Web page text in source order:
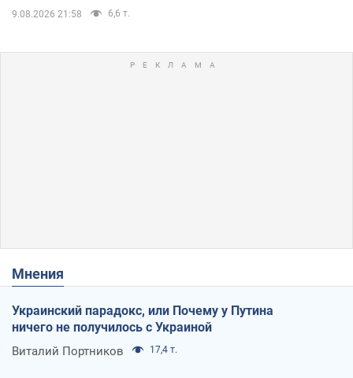
9.08.2026 21:58 6,6 т.
Мнения
Украинский парадокс, или Почему у Путина
ничего не получилось с Украиной
Виталий Портников 17,4 т.